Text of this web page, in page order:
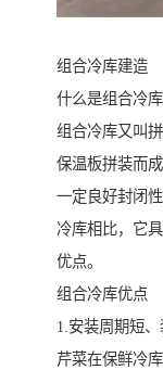
组合冷库建造
什么是组合冷库
组合冷库又叫
保温板拼装而
一定良好封闭
冷库相比，它
优点。
组合冷库优点
1.安装周期短
芹菜在保鲜冷